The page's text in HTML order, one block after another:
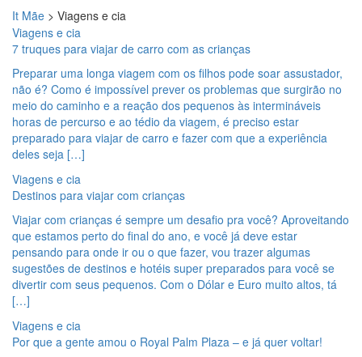
It Mãe > Viagens e cia
Viagens e cia
7 truques para viajar de carro com as crianças
Preparar uma longa viagem com os filhos pode soar assustador,
não é? Como é impossível prever os problemas que surgirão no
meio do caminho e a reação dos pequenos às intermináveis
horas de percurso e ao tédio da viagem, é preciso estar
preparado para viajar de carro e fazer com que a experiência
deles seja […]
Viagens e cia
Destinos para viajar com crianças
Viajar com crianças é sempre um desafio pra você? Aproveitando
que estamos perto do final do ano, e você já deve estar
pensando para onde ir ou o que fazer, vou trazer algumas
sugestões de destinos e hotéis super preparados para você se
divertir com seus pequenos. Com o Dólar e Euro muito altos, tá
[…]
Viagens e cia
Por que a gente amou o Royal Palm Plaza – e já quer voltar!